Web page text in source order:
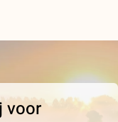
voor